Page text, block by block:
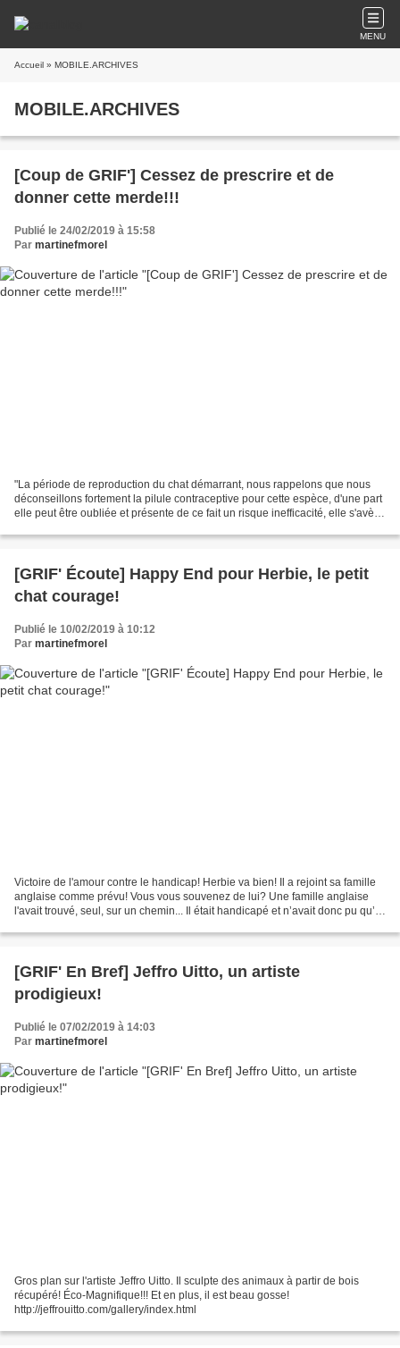
MENU
Accueil » MOBILE.ARCHIVES
MOBILE.ARCHIVES
[Coup de GRIF'] Cessez de prescrire et de
donner cette merde!!!
Publié le 24/02/2019 à 15:58
Par martinefmorel
"La période de reproduction du chat démarrant, nous rappelons que nous
déconseillons fortement la pilule contraceptive pour cette espèce, d'une part
elle peut être oubliée et présente de ce fait un risque inefficacité, elle s'avère
[GRIF' Écoute] Happy End pour Herbie, le petit
chat courage!
Publié le 10/02/2019 à 10:12
Par martinefmorel
Victoire de l'amour contre le handicap! Herbie va bien! Il a rejoint sa famille
anglaise comme prévu! Vous vous souvenez de lui? Une famille anglaise
l'avait trouvé, seul, sur un chemin... Il était handicapé et n’avait donc pu qu’y
[GRIF' En Bref] Jeffro Uitto, un artiste
prodigieux!
Publié le 07/02/2019 à 14:03
Par martinefmorel
Gros plan sur l'artiste Jeffro Uitto. Il sculpte des animaux à partir de bois
récupéré! Éco-Magnifique!!! Et en plus, il est beau gosse!
http://jeffrouitto.com/gallery/index.html